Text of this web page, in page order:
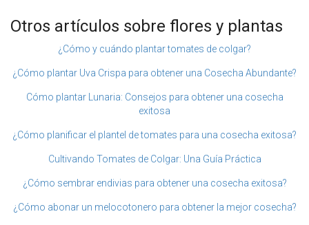
Otros artículos sobre flores y plantas
¿Cómo y cuándo plantar tomates de colgar?
¿Cómo plantar Uva Crispa para obtener una Cosecha Abundante?
Cómo plantar Lunaria: Consejos para obtener una cosecha
exitosa
¿Cómo planificar el plantel de tomates para una cosecha exitosa?
Cultivando Tomates de Colgar: Una Guía Práctica
¿Cómo sembrar endivias para obtener una cosecha exitosa?
¿Cómo abonar un melocotonero para obtener la mejor cosecha?